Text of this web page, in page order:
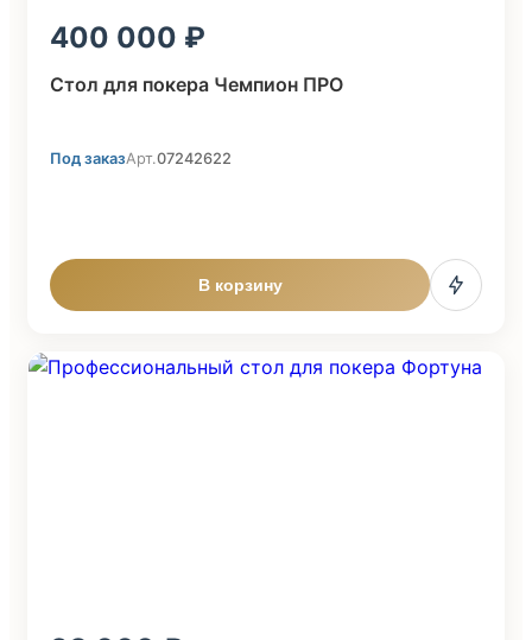
400 000
Стол для покера Чемпион ПРО
Под заказАрт.07242622
В корзину